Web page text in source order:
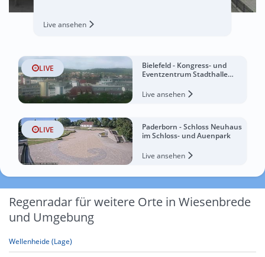
Live ansehen
LIVE
Bielefeld - Kongress- und
Eventzentrum Stadthalle
Live ansehen
LIVE
Paderborn - Schloss Neuhaus
im Schloss- und Auenpark
Live ansehen
Regenradar für weitere Orte in Wiesenbrede
und Umgebung
Wellenheide (Lage)